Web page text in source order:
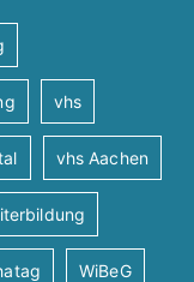
vhs
vhs Aachen
WiBeG